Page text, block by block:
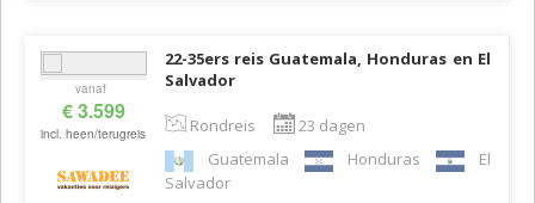
vanaf
€ 3.599
incl. heen/terugreis
22-35ers reis Guatemala, Honduras en El
Salvador
Rondreis
23 dagen
Guatemala
Honduras
El
Salvador